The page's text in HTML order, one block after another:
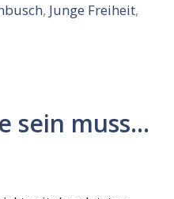
, Junge Freiheit,
sein muss…